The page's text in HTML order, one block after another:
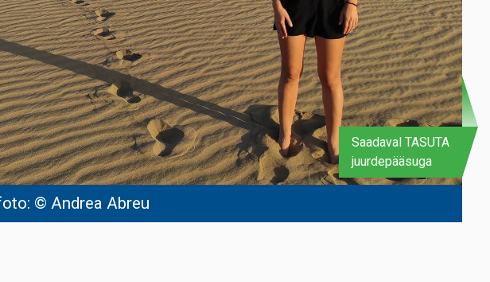
© Andrea Abreu
Saadaval TASUTA
juurdepääsuga